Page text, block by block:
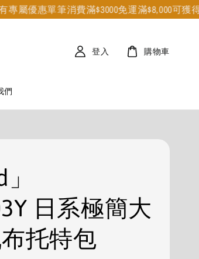
單筆消費滿$3000免運滿$8,000可獲得VIP會員
們
登入 購物車
日系極簡大
托特包